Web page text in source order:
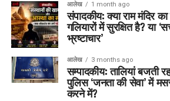
आलेख 1 month ago
संपादकीय: क्या राम मंदिर
गलियारों में सुरक्षित है? या
भ्रष्टाचार’
आलेख 3 months ago
सम्पादकीय: तालियां बजती
पुलिस ‘जनता की सेवा’ में
करने में?